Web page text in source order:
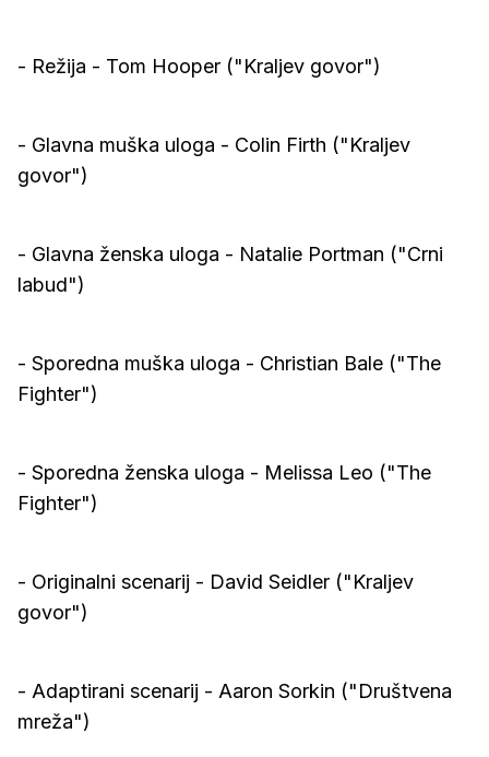
- Režija - Tom Hooper ("Kraljev govor")
- Glavna muška uloga - Colin Firth ("Kraljev
govor")
- Glavna ženska uloga - Natalie Portman ("Crni
labud")
- Sporedna muška uloga - Christian Bale ("The
Fighter")
- Sporedna ženska uloga - Melissa Leo ("The
Fighter")
- Originalni scenarij - David Seidler ("Kraljev
govor")
- Adaptirani scenarij - Aaron Sorkin ("Društvena
mreža")